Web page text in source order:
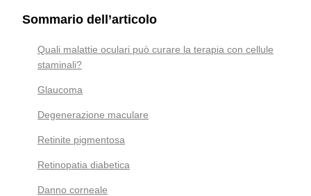
Sommario dell’articolo
Quali malattie oculari può curare la terapia con cellule
staminali?
Glaucoma
Degenerazione maculare
Retinite pigmentosa
Retinopatia diabetica
Danno corneale